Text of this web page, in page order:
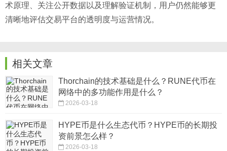
术原理、关注公开数据以及理解验证机制，用户仍然能够更
清晰地评估交易平台的透明度与运营情况。
相关文章
Thorchain的技术基础是什么？RUNE代币在
网络中的多功能作用是什么？
2026-03-18
HYPE币是什么生态代币？HYPE币的长期投
资前景怎么样？
2026-03-18